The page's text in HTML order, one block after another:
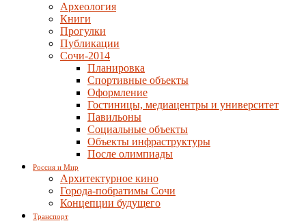
Археология
Книги
Прогулки
Публикации
Сочи-2014
Планировка
Спортивные объекты
Оформление
Гостиницы, медиацентры и университет
Павильоны
Социальные объекты
Объекты инфраструктуры
После олимпиады
Россия и Мир
Архитектурное кино
Города-побратимы Сочи
Концепции будущего
Транспорт